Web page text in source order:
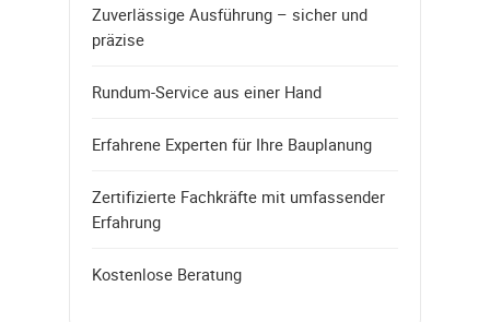
Zuverlässige Ausführung – sicher und
präzise
Rundum-Service aus einer Hand
Erfahrene Experten für Ihre Bauplanung
Zertifizierte Fachkräfte mit umfassender
Erfahrung
Kostenlose Beratung